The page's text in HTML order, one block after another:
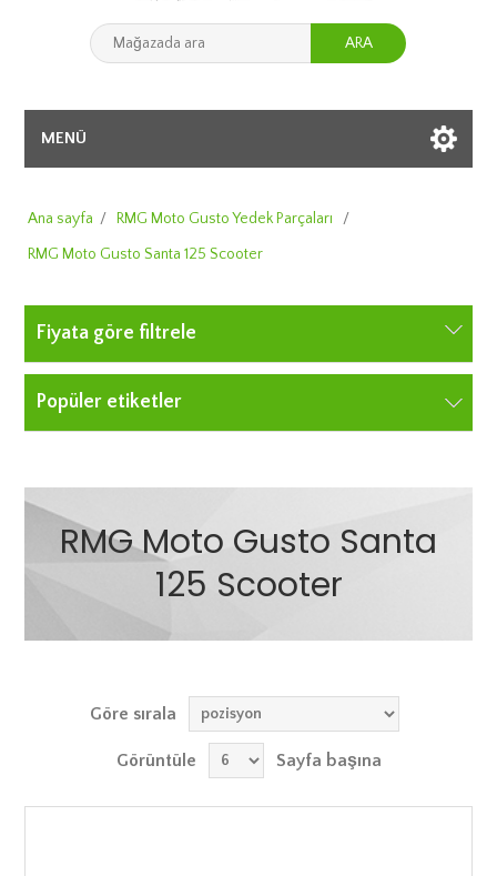
ARA
MENÜ
Ana sayfa / RMG Moto Gusto Yedek Parçaları
/
RMG Moto Gusto Santa 125 Scooter
Fiyata göre filtrele
Popüler etiketler
RMG Moto Gusto Santa
125 Scooter
Göre sırala
Görüntüle Sayfa başına